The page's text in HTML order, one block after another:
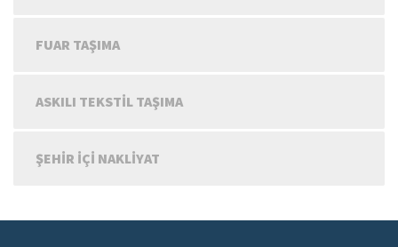
FUAR TAŞIMA
ASKILI TEKSTIL TAŞIMA
ŞEHIR IÇI NAKLIYAT